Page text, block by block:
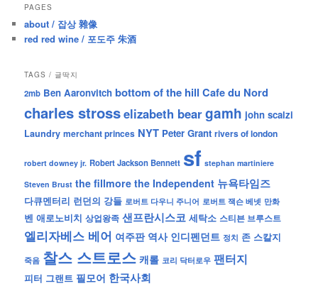
PAGES
about / 잡상 雜像
red red wine / 포도주 朱酒
TAGS / 글딱지
2mb Ben Aaronvitch bottom of the hill Cafe du Nord
charles strosselizabeth beargamh john scalzi
Laundry merchant princes NYT Peter Grant rivers of london
robert downey jr. Robert Jackson Bennett sf stephan martiniere
Steven Brust the fillmore the Independent 뉴욕타임즈
다큐멘터리 런던의 강들 로버트 다우니 주니어 로버트 잭슨 베넷 만화
벤 애로노비치 상업왕족 샌프란시스코 세탁소 스티븐 브루스트
엘리자베스 베어 여주판 역사 인디펜던트 정치 존 스칼지
죽음 찰스 스트로스 캐롤 코리 닥터로우 팬터지
피터 그랜트 필모어 한국사회